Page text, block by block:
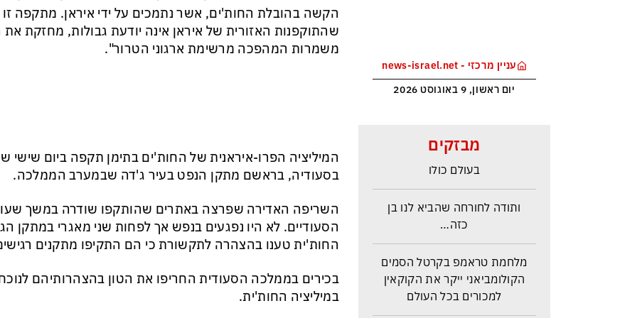
עניין מרכזי - news-israel.net
יום ראשון, 9 באוגוסט 2026
מבזקים
מסין ולשמור במקביל על הבכורה
בעולם כולו
ותודה לחורחה שהביא לנו בן
כזה…
מלחמת טראמפ בקרטל הסמים
הקולומביאני ייקר את הקוקאין
למכורים בכל העולם
הקשה בהובלת החות'ים, אשר נתמכים על ידי איראן. מתקפה
שהתוקפנות האזורית של איראן אינה יודעת גבולות, מחזקת
משמרות המהפכה מרשימת ארגוני הטרור".
המיליציה הפרו-איראנית של החות'ים בתימן תקפה ביום שישי
בסעודיה, בראשם מתקן הנפט בעיר ג'דה שבמערב הממלכה.
השריפה האדירה שפרצה באתרים שהותקפו שודרה במשך
הסעודיים. לא היו נפגעים בנפש אך לפחות שני מאגרי במתקן
החות'ית טענו בהצהרה לתקשורת כי הם התקיפו מתקנים
בכירים בממלכה הסעודית החריפו את הטון בהצהרותיהם
במיליציה החות'ית.